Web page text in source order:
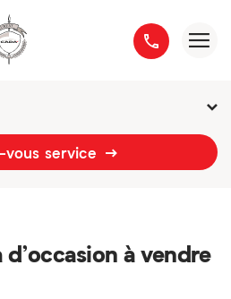
18h
vous service
à vendre